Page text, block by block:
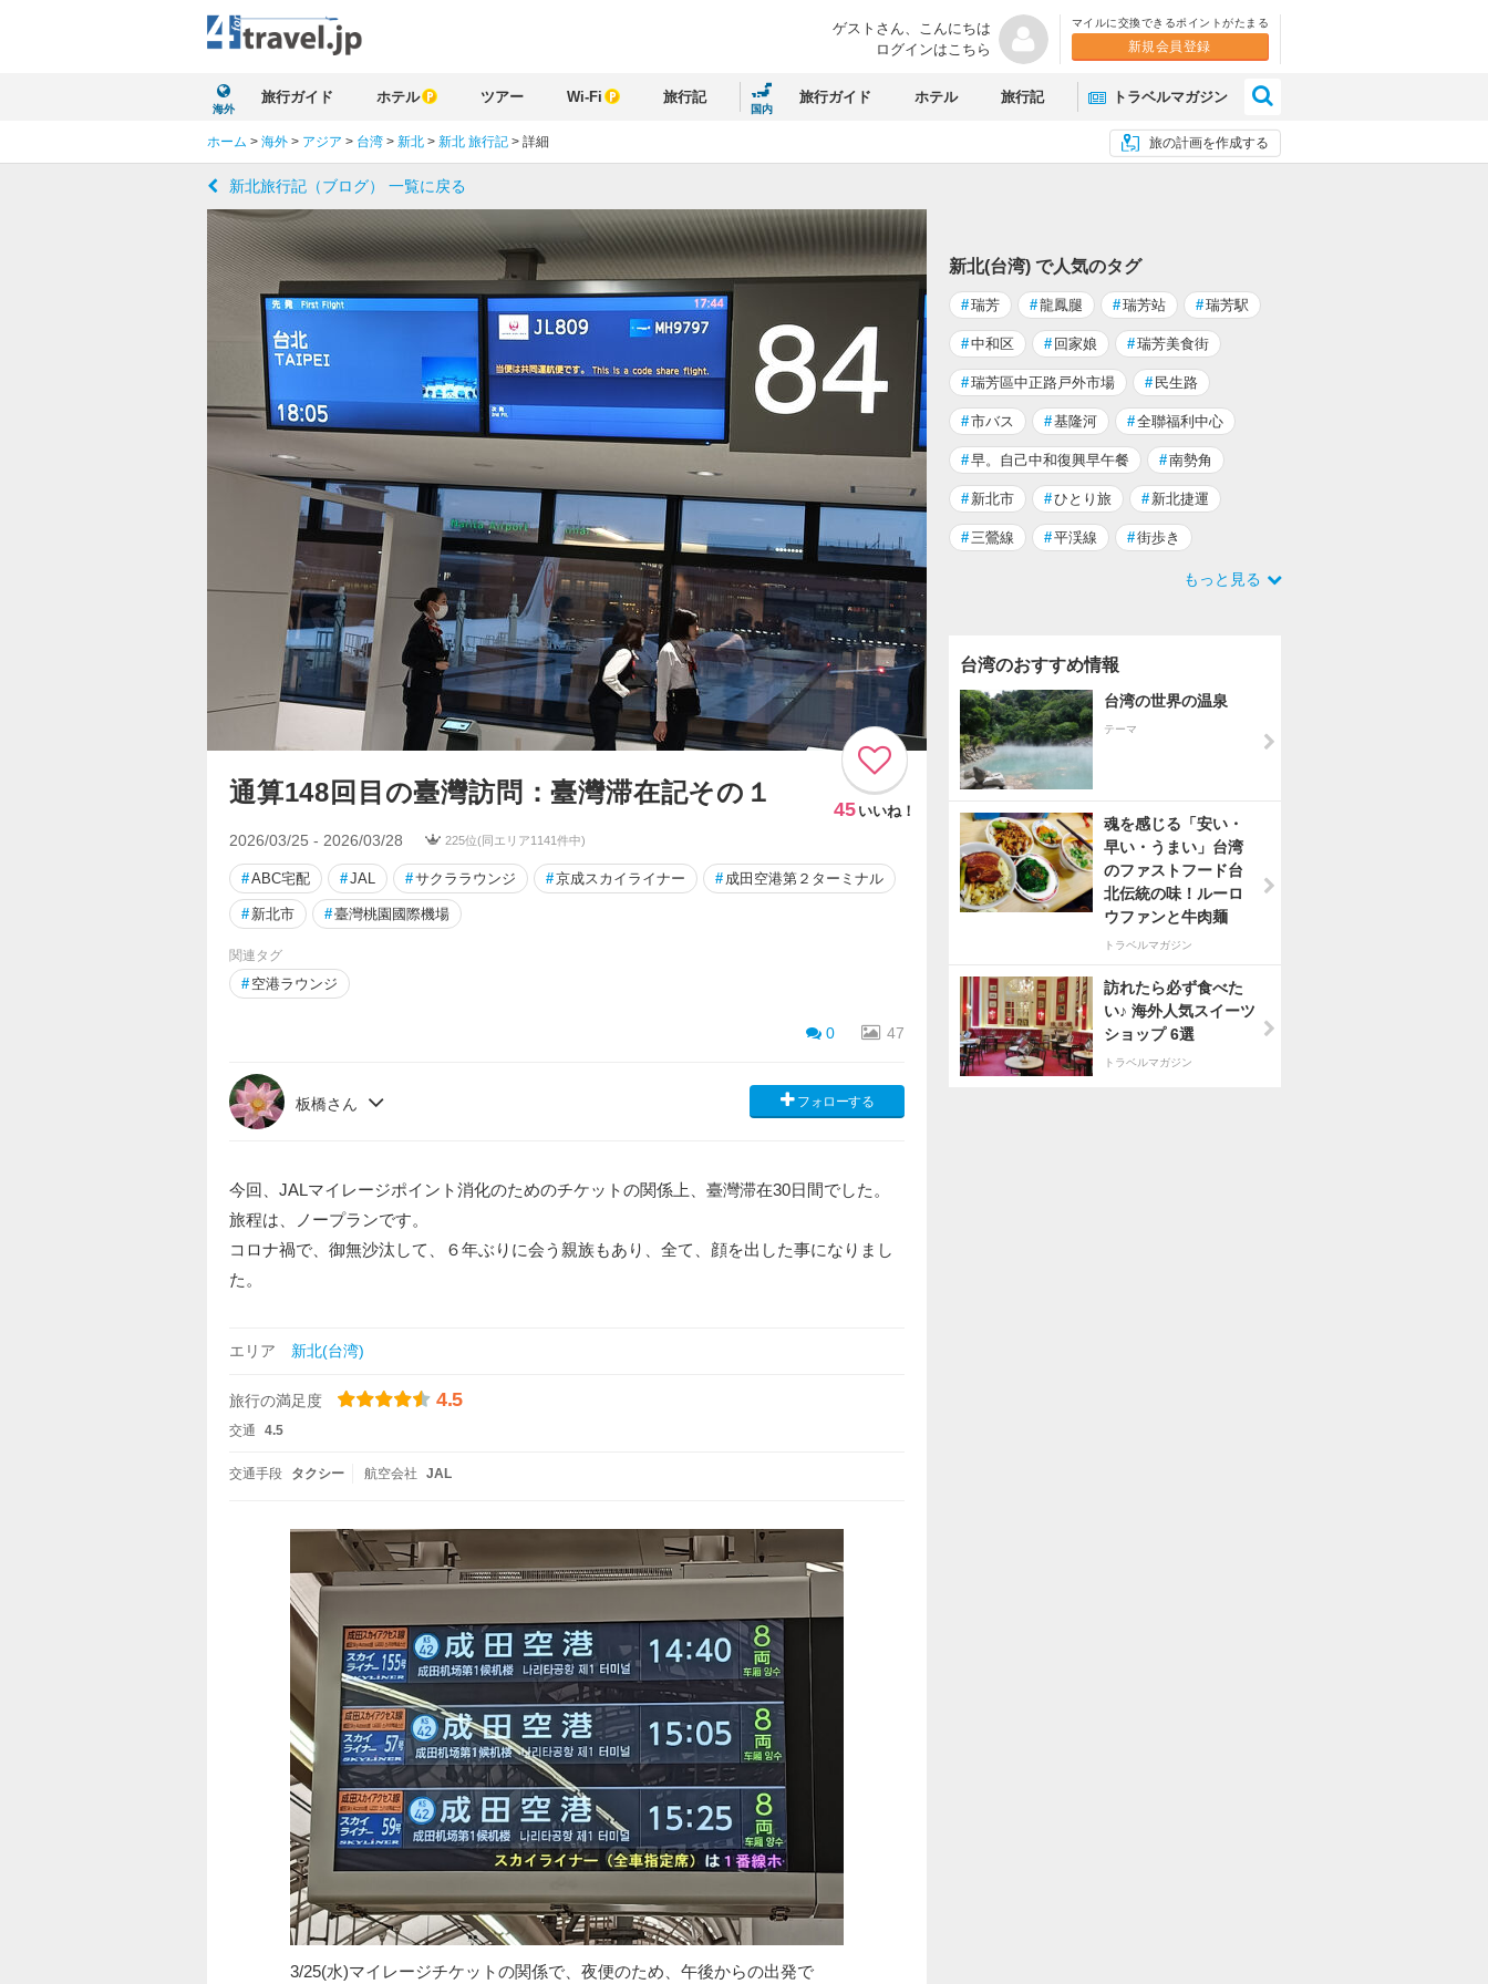
ゲストさん、 こんにちは
ログインはこちら
マイルに交換できるポイントがたまる
新規会員登録
海外
旅行ガイド ホテル ツアー Wi-Fi 旅行記
国内
旅行ガイド ホテル 旅行記 トラベルマガジン
旅の計画を作成する
ホーム > 海外 > アジア > 台湾 > 新北 > 新北 旅行記 > 詳細
新北旅行記（ブログ） 一覧に戻る
通算148回目の臺灣訪問：臺灣滞在記その１
45 いいね！
2026/03/25 - 2026/03/28 225位(同エリア1141件中)
#ABC宅配 #JAL #サクララウンジ #京成スカイライナー # 成田空港第２ターミナル
# 新北市 #臺灣桃園國際機場
関連タグ
# 空港ラウンジ
0 47
板橋さん フォローする
今回、JALマイレージポイント消化のためのチケットの関係上、臺灣滞在30日間でした。
旅程は、ノープランです。
コロナ禍で、御無沙汰して、６年ぶりに会う親族もあり、全て、顔を出した事になりまし
た。
エリア 新北(台湾)
旅行の満足度 4.5
交通 4.5
交通手段 タクシー 航空会社 JAL
3/25(水)マイレージチケットの関係で、夜便のため、午後からの出発で
新北(台湾) で人気のタグ
#瑞芳 #龍鳳腿 #瑞芳站 #瑞芳駅
#中和区 # 回家娘 #瑞芳美食街
#瑞芳區中正路戸外市場 # 民生路
#市バス #基隆河 #全聯福利中心
#早。自己中和復興早午餐 #南勢角
# 新北市 #ひとり旅 # 新北捷運
#三鶯線 #平渓線 #街歩き
もっと見る
台湾のおすすめ情報
台湾の世界の温泉
テーマ
魂を感じる「安い・
早い・うまい」台湾
のファストフード台
北伝統の味！ルーロ
ウファンと牛肉麺
トラベルマガジン
訪れたら必ず食べた
い♪ 海外人気スイーツ
ショップ 6選
トラベルマガジン